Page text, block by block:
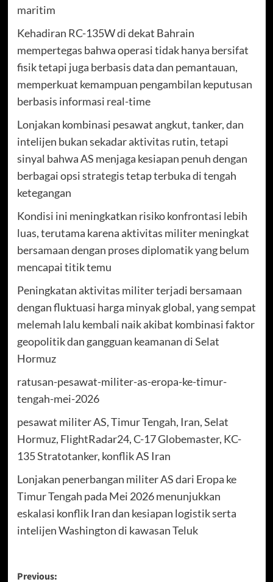
maritim
Kehadiran RC-135W di dekat Bahrain
mempertegas bahwa operasi tidak hanya bersifat
fisik tetapi juga berbasis data dan pemantauan,
memperkuat kemampuan pengambilan keputusan
berbasis informasi real-time
Lonjakan kombinasi pesawat angkut, tanker, dan
intelijen bukan sekadar aktivitas rutin, tetapi
sinyal bahwa AS menjaga kesiapan penuh dengan
berbagai opsi strategis tetap terbuka di tengah
ketegangan
Kondisi ini meningkatkan risiko konfrontasi lebih
luas, terutama karena aktivitas militer meningkat
bersamaan dengan proses diplomatik yang belum
mencapai titik temu
Peningkatan aktivitas militer terjadi bersamaan
dengan fluktuasi harga minyak global, yang sempat
melemah lalu kembali naik akibat kombinasi faktor
geopolitik dan gangguan keamanan di Selat
Hormuz
ratusan-pesawat-militer-as-eropa-ke-timur-
tengah-mei-2026
pesawat militer AS, Timur Tengah, Iran, Selat
Hormuz, FlightRadar24, C-17 Globemaster, KC-
135 Stratotanker, konflik AS Iran
Lonjakan penerbangan militer AS dari Eropa ke
Timur Tengah pada Mei 2026 menunjukkan
eskalasi konflik Iran dan kesiapan logistik serta
intelijen Washington di kawasan Teluk
Previous: